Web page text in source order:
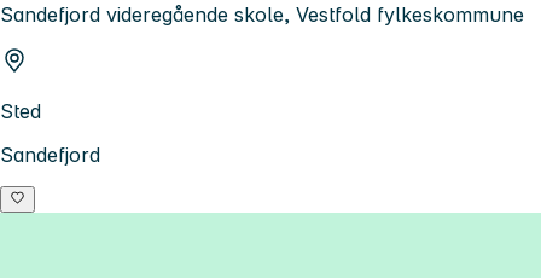
Sandefjord videregående skole, Vestfold fylkeskommune
Sted
Sandefjord